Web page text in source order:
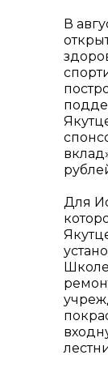
В
Для
Школе